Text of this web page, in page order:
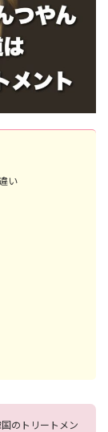
い
のトリートメン